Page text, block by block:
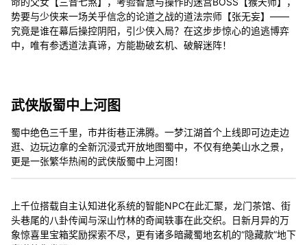
势要与少侠来一场关乎信念的论道之战的道法宗师【张无妄】——
究竟是谁在幕后操控阴阳，引少侠入局？在这步步惊心的追逃博弈
中，唯有参透道法真谛，方能勘破玄机、破解迷阵！
武侠版蜀中上河图
蜀中绝色三千里，市井街巷正沸腾。一梦江湖首个上线即可边走边
逛、边玩边拿的全新沉浸式开放地图蜀中，不仅有绝美山水之景，
更是一张繁华热闹的武侠版蜀中上河图！
上千位搭载自主认知进化系统的智能NPC在此汇聚，龙门茶馆、街
头巷尾的八卦传闻与深山竹林的奇闻轶事在此交织。日新月异的万
象惊喜里宝箱奖励探索不尽，更有诸多暗藏蜀地玄机的“隐藏款”地下